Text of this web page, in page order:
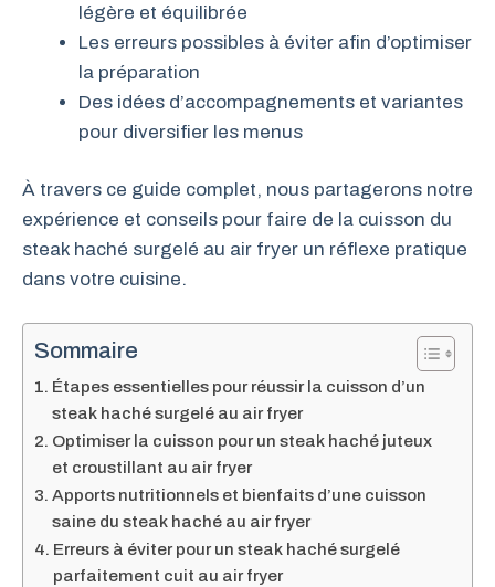
légère et équilibrée
Les erreurs possibles à éviter afin d’optimiser
la préparation
Des idées d’accompagnements et variantes
pour diversifier les menus
À travers ce guide complet, nous partagerons notre
expérience et conseils pour faire de la cuisson du
steak haché surgelé au air fryer un réflexe pratique
dans votre cuisine.
Sommaire
Étapes essentielles pour réussir la cuisson d’un
steak haché surgelé au air fryer
Optimiser la cuisson pour un steak haché juteux
et croustillant au air fryer
Apports nutritionnels et bienfaits d’une cuisson
saine du steak haché au air fryer
Erreurs à éviter pour un steak haché surgelé
parfaitement cuit au air fryer